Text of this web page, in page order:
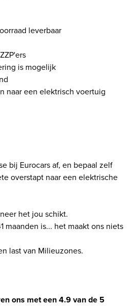
leverbaar
is mogelijk
naar een elektrisch voertuig
bij Eurocars af, en bepaal zelf
overstapt naar een elektrische
het jou schikt.
maanden is... het maakt ons niets
last van Milieuzones.
ons met een 4.9 van de 5